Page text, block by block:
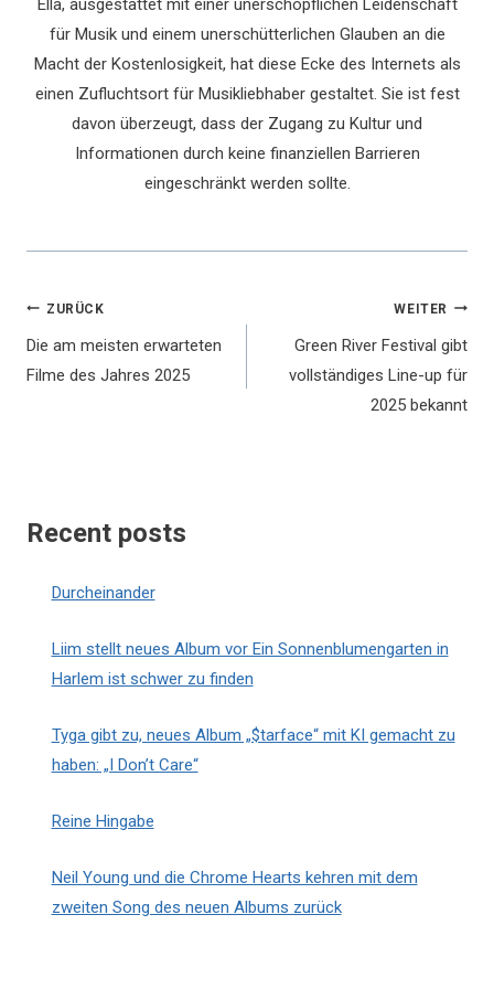
Ella, ausgestattet mit einer unerschöpflichen Leidenschaft
für Musik und einem unerschütterlichen Glauben an die
Macht der Kostenlosigkeit, hat diese Ecke des Internets als
einen Zufluchtsort für Musikliebhaber gestaltet. Sie ist fest
davon überzeugt, dass der Zugang zu Kultur und
Informationen durch keine finanziellen Barrieren
eingeschränkt werden sollte.
Beitragsnavigation
ZURÜCK
Die am meisten erwarteten
Filme des Jahres 2025
WEITER
Green River Festival gibt
vollständiges Line-up für
2025 bekannt
Recent posts
Durcheinander
Liim stellt neues Album vor Ein Sonnenblumengarten in
Harlem ist schwer zu finden
Tyga gibt zu, neues Album „$tarface“ mit KI gemacht zu
haben: „I Don’t Care“
Reine Hingabe
Neil Young und die Chrome Hearts kehren mit dem
zweiten Song des neuen Albums zurück